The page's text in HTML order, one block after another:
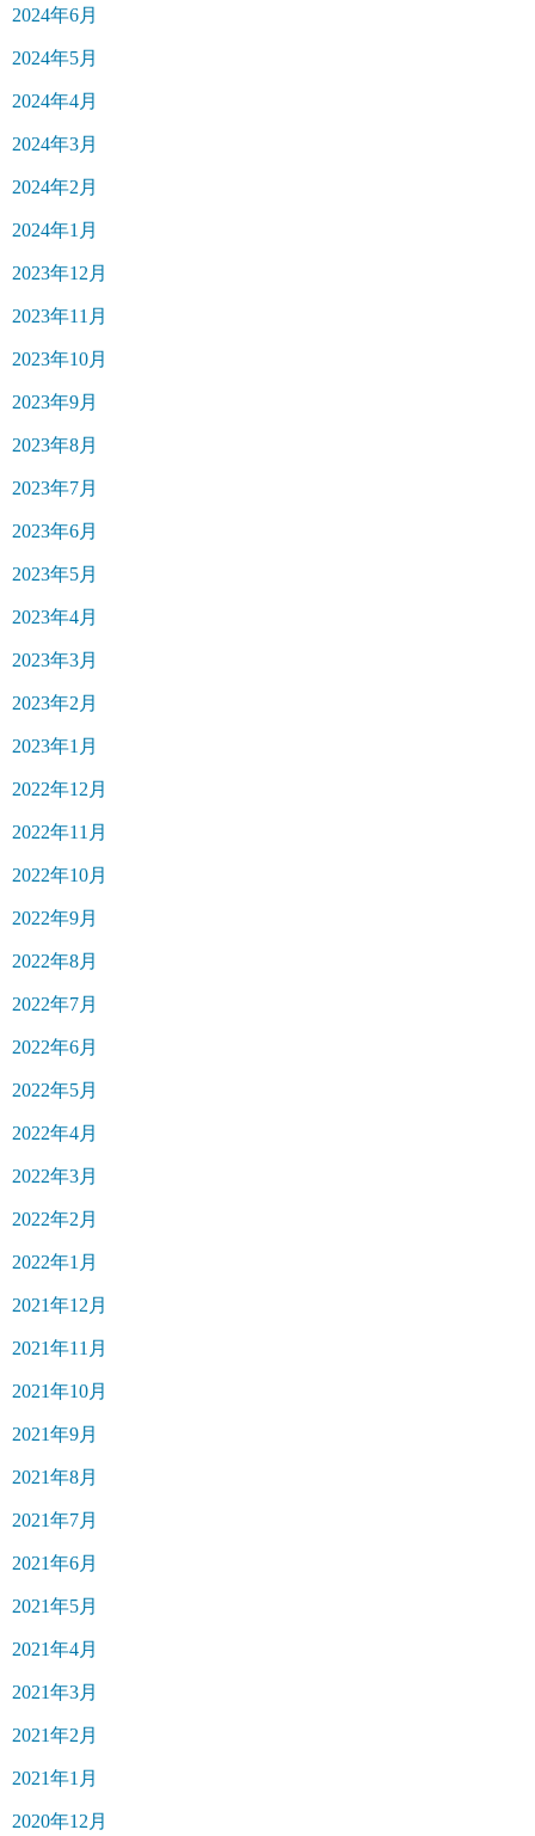
2024年6月
2024年5月
2024年4月
2024年3月
2024年2月
2024年1月
2023年12月
2023年11月
2023年10月
2023年9月
2023年8月
2023年7月
2023年6月
2023年5月
2023年4月
2023年3月
2023年2月
2023年1月
2022年12月
2022年11月
2022年10月
2022年9月
2022年8月
2022年7月
2022年6月
2022年5月
2022年4月
2022年3月
2022年2月
2022年1月
2021年12月
2021年11月
2021年10月
2021年9月
2021年8月
2021年7月
2021年6月
2021年5月
2021年4月
2021年3月
2021年2月
2021年1月
2020年12月